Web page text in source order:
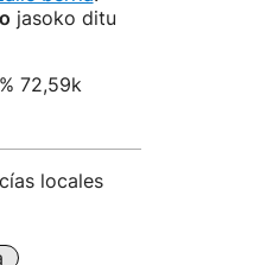
jasoko ditu
72,59k
locales